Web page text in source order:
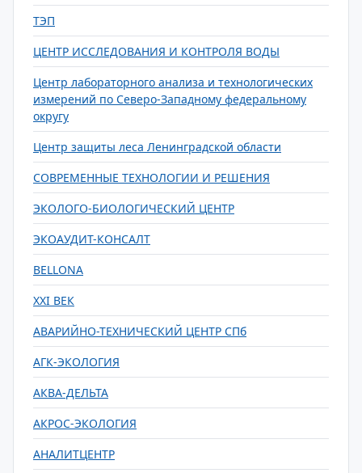
ТЭП
ЦЕНТР ИССЛЕДОВАНИЯ И КОНТРОЛЯ ВОДЫ
Центр лабораторного анализа и технологических
измерений по Северо-Западному федеральному
округу
Центр защиты леса Ленинградской области
СОВРЕМЕННЫЕ ТЕХНОЛОГИИ И РЕШЕНИЯ
ЭКОЛОГО-БИОЛОГИЧЕСКИЙ ЦЕНТР
ЭКОАУДИТ-КОНСАЛТ
BELLONA
XXI ВЕК
АВАРИЙНО-ТЕХНИЧЕСКИЙ ЦЕНТР СПб
АГК-ЭКОЛОГИЯ
АКВА-ДЕЛЬТА
АКРОС-ЭКОЛОГИЯ
АНАЛИТЦЕНТР